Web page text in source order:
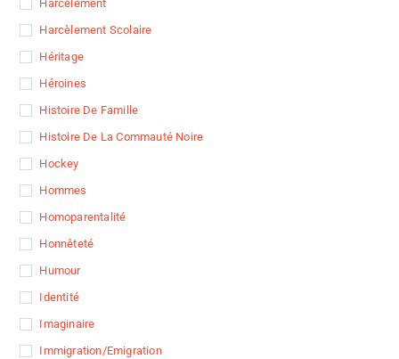
Harcélement
Harcèlement Scolaire
Héritage
Héroines
Histoire De Famille
Histoire De La Commauté Noire
Hockey
Hommes
Homoparentalité
Honnêteté
Humour
Identité
Imaginaire
Immigration/Emigration